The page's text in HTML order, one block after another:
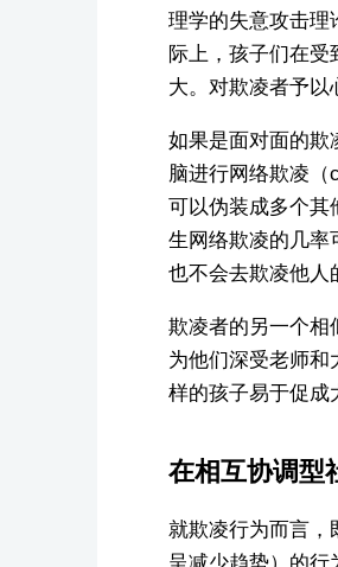
理学的失意攻击理
际上，孩子们在
大。对欺凌者予以
如果是面对面的欺
脑进行网络欺凌（
可以伪装成多个其
生网络欺凌的几率
也不会去欺凌他人
欺凌者的另一个相
为他们深受老师和
样的孩子易于促成
在相互协调型
就欺凌行为而言，